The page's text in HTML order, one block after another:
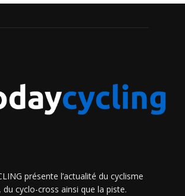
présente l’actualité du cyclisme
cyclo-cross ainsi que la piste.